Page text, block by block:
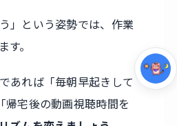
」という姿勢では、作業
す。
あれば「毎朝早起きして
帰宅後の動画視聴時間を